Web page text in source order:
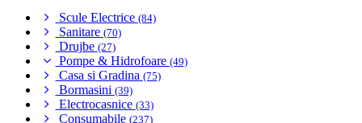
Scule Electrice (84)
Sanitare (70)
Drujbe (27)
Pompe & Hidrofoare (49)
Casa si Gradina (75)
Bormasini (39)
Electrocasnice (33)
Consumabile (237)